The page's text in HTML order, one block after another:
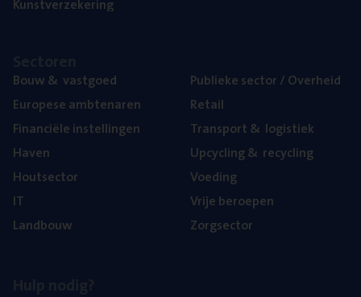
Bouw& vastgoed
Euro­pe­se ambtenaren
Finan­ci­ë­le instellingen
Haven
Hout­sec­tor
IT
Land­bouw
Publie­ke sec­tor / Overheid
Retail
Trans­port& logistiek
Upcy­cling& recycling
Voe­ding
Vrije beroe­pen
Zorg­sec­tor